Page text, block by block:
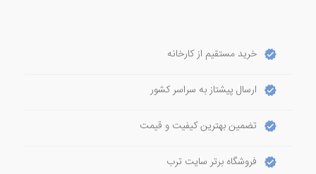
خرید مستقیم از کارخانه
ارسال پیشتاز به سراسر کشور
تضمین بهترین کیفیت و قیمت
فروشگاه برتر سایت ترب